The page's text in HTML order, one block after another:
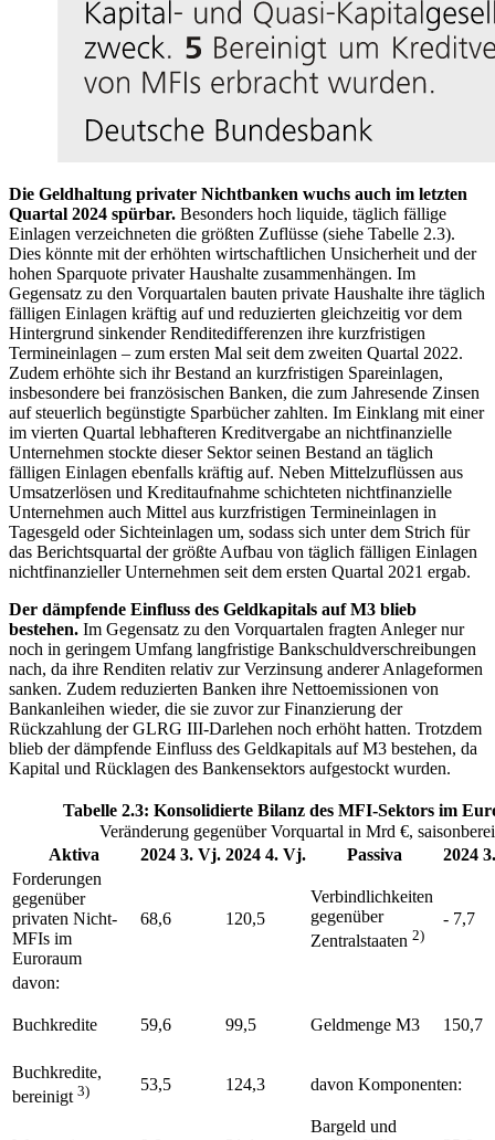
Die Geldhaltung privater Nichtbanken wuchs auch im letzten
Quartal 2024 spürbar. Besonders hoch liquide, täglich fällige
Einlagen verzeichneten die größten Zuflüsse (siehe Tabelle 2.3).
Dies könnte mit der erhöhten wirtschaftlichen Unsicherheit und der
hohen Sparquote privater Haushalte zusammenhängen. Im
Gegensatz zu den Vorquartalen bauten private Haushalte ihre täglich
fälligen Einlagen kräftig auf und reduzierten gleichzeitig vor dem
Hintergrund sinkender Renditedifferenzen ihre kurzfristigen
Termineinlagen – zum ersten Mal seit dem zweiten Quartal 2022.
Zudem erhöhte sich ihr Bestand an kurzfristigen Spareinlagen,
insbesondere bei französischen Banken, die zum Jahresende Zinsen
auf steuerlich begünstigte Sparbücher zahlten. Im Einklang mit einer
im vierten Quartal lebhafteren Kreditvergabe an nichtfinanzielle
Unternehmen stockte dieser Sektor seinen Bestand an täglich
fälligen Einlagen ebenfalls kräftig auf. Neben Mittelzuflüssen aus
Umsatzerlösen und Kreditaufnahme schichteten nichtfinanzielle
Unternehmen auch Mittel aus kurzfristigen Termineinlagen in
Tagesgeld oder Sichteinlagen um, sodass sich unter dem Strich für
das Berichtsquartal der größte Aufbau von täglich fälligen Einlagen
nichtfinanzieller Unternehmen seit dem ersten Quartal 2021 ergab.
Der dämpfende Einfluss des Geldkapitals aufM3 blieb
bestehen. Im Gegensatz zu den Vorquartalen fragten Anleger nur
noch in geringem Umfang langfristige Bankschuldverschreibungen
nach, da ihre Renditen relativ zur Verzinsung anderer Anlageformen
sanken. Zudem reduzierten Banken ihre Nettoemissionen von
Bankanleihen wieder, die sie zuvor zur Finanzierung der
Rückzahlung derGLRG III-Darlehen noch erhöht hatten. Trotzdem
blieb der dämpfende Einfluss des Geldkapitals aufM3 bestehen, da
Kapital und Rücklagen des Bankensektors aufgestockt wurden.
Tabelle 2.3: Konsolidierte Bilanz des MFI-Sektors im
Veränderung gegenüber Vorquartal in Mrd €,
Aktiva
2024 3. Vj. 2024 4. Vj. Passiva
2024
Forderungen
gegenüber
privaten Nicht-
MFIs im
Euroraum
68,6 120,5
Verbindlichkeiten
gegenüber
Zentralstaaten 2)
- 7,7
davon:
Buchkredite 59,6 99,5 Geldmenge M3 150,7
Buchkredite,
bereinigt 3) 53,5 124,3 davon Komponenten:
Bargeld und